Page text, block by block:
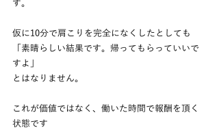
す。
仮に10分で肩こりを完全になくしたとしても
「素晴らしい結果です。帰ってもらっていいで
すよ」
とはなりません。
これが価値ではなく、働いた時間で報酬を頂く
状態です